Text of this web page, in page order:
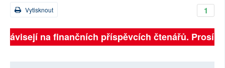
1
Vytisknout
na finančních příspěvcích čtenářů. Prosíme,